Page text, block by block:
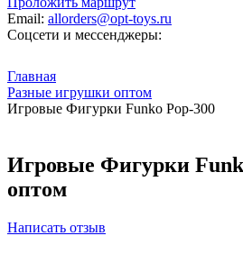
Email: allorders@opt-toys.ru
Соцсети и мессенджеры:
Главная
Разные игрушки оптом
Игровые Фигурки Funko Pop-300
Игровые Фигурки
оптом
Написать отзыв